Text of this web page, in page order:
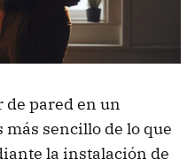
pared en un
sencillo de lo que
la instalación de